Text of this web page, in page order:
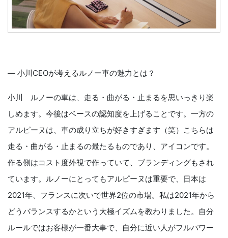
― 小川CEOが考えるルノー車の魅力とは？
小川 ルノーの車は、走る・曲がる・止まるを思いっきり楽
しめます。今後はベースの認知度を上げることです。一方の
アルピーヌは、車の成り立ちが好きすぎます（笑）こちらは
走る・曲がる・止まるの最たるものであり、アイコンです。
作る側はコスト度外視で作っていて、ブランディングもされ
ています。ルノーにとってもアルピーヌは重要で、日本は
2021年、フランスに次いで世界2位の市場。私は2021年から
どうバランスするかという大極イズムを教わりました。自分
ルールではお客様が一番大事で、自分に近い人がフルパワー